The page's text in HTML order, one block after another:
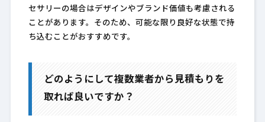
セサリーの場合はデザインやブランド価値も考慮される
ことがあります。そのため、可能な限り良好な状態で持
ち込むことがおすすめです。
どのようにして複数業者から見積もりを
取れば良いですか？